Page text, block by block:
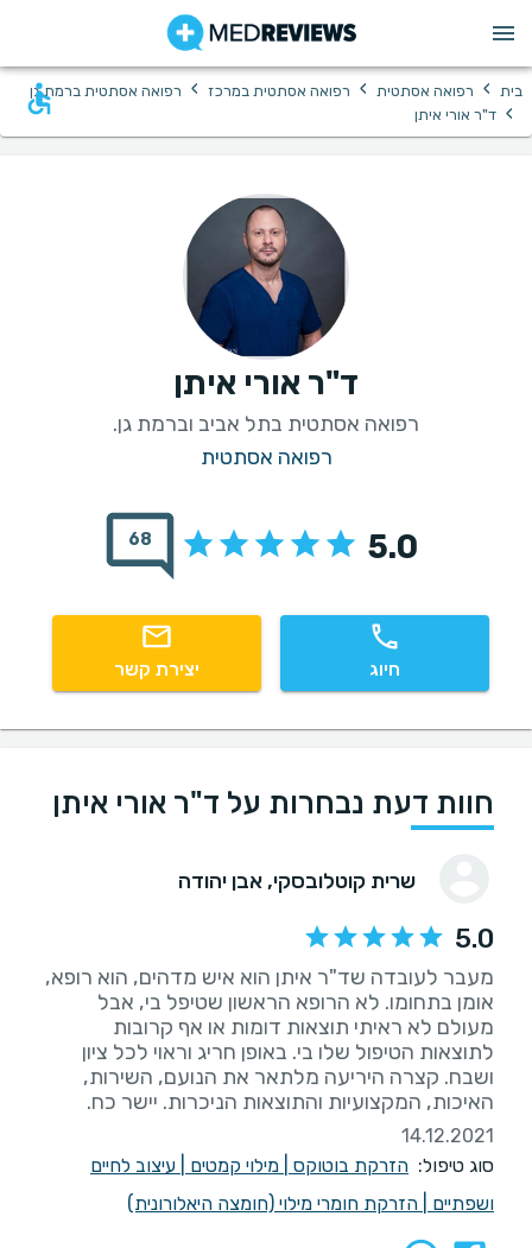
בית › רפואה אסתטית › רפואה אסתטית במרכז › רפואה אסתטית ברמת גן
› ד"ר אורי איתן
ד"ר אורי איתן
רפואה אסתטית בתל אביב וברמת גן.
רפואה אסתטית
5.0
68
חיוג יצירת קשר
חוות דעת נבחרות על ד"ר אורי איתן
שרית קוטלובסקי, אבן יהודה
5.0
מעבר לעובדה שד"ר איתן הוא איש מדהים, הוא רופא,
אומן בתחומו. לא הרופא הראשון שטיפל בי, אבל
מעולם לא ראיתי תוצאות דומות או אף קרובות
לתוצאות הטיפול שלו בי. באופן חריג וראוי לכל ציון
ושבח. קצרה היריעה מלתאר את הנועם, השירות,
האיכות, המקצועיות והתוצאות הניכרות. יישר כח.
14.12.2021
סוג טיפול: הזרקת בוטוקס מילוי קמטים
עיצוב לחיים
ושפתיים
הזרקת חומרי מילוי (חומצה היאלורונית)